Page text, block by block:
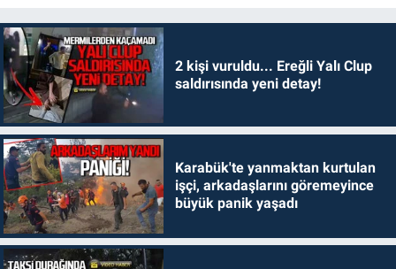
2 kişi vuruldu... Ereğli Yalı Clup
saldırısında yeni detay!
Karabük'te yanmaktan kurtulan
işçi, arkadaşlarını göremeyince
büyük panik yaşadı